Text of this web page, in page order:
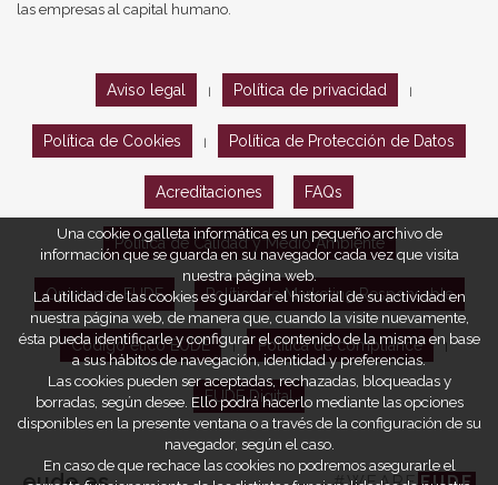
las empresas al capital humano.
Aviso legal Política de privacidad
Política de Cookies Política de Protección de Datos
Acreditaciones FAQs
Política de Calidad y Medio Ambiente
Opiniones EUDE Política de Marketing Responsable
Código ético EUDE | Política de compliance |
EUDE Digital
Una cookie o galleta informática es un pequeño archivo de
información que se guarda en su navegador cada vez que visita
nuestra página web.
La utilidad de las cookies es guardar el historial de su actividad en
nuestra página web, de manera que, cuando la visite nuevamente,
ésta pueda identificarle y configurar el contenido de la misma en base
a sus hábitos de navegación, identidad y preferencias.
Las cookies pueden ser aceptadas, rechazadas, bloqueadas y
borradas, según desee. Ello podrá hacerlo mediante las opciones
disponibles en la presente ventana o a través de la configuración de su
navegador, según el caso.
En caso de que rechace las cookies no podremos asegurarle el